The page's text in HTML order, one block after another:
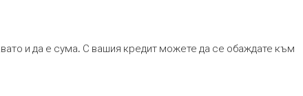
и да е сума. С вашия кредит можете да се обаждате към